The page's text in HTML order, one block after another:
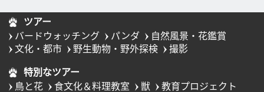
ツアー
バードウォッチング
パンダ
自然風景・花鑑賞
文化・都市
野生動物・野外探検 撮影
特別なツアー
鳥と花
食文化＆料理教室 獣
教育プロジェクト